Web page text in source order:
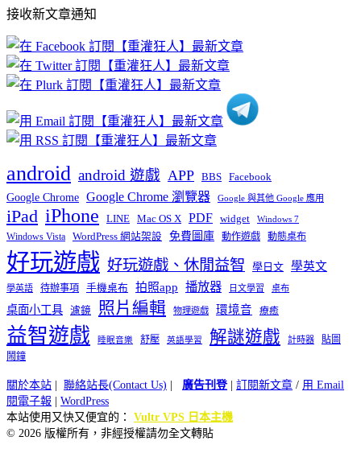
文
章
分
類
接收新文章通知
android android 遊戲 APP BBS Facebook
Google Chrome Google Chrome 瀏覽器 Google 與其他 Google 應用
iPad iPhone LINE Mac OS X PDF widget Windows 7
Windows Vista WordPress 網站架設 免費圖庫 動作遊戲 動態桌布
好玩遊戲 好玩遊戲、休閒益智 學日文 學英文
學英語 待辦事項 手機桌布 拍照app 播放器 日文學習 桌布
桌面小工具 濾鏡 照片編輯 物理遊戲 環境音 療癒
益智遊戲 睡眠音樂 舒壓 英語學習 解謎遊戲 計時器
貼圖
鬧鐘
關於本站 聯絡站長(Contact Us) 廣告刊登| 訂閱新文章 / 用 Email
閱電子報
WordPress
本站使用又快又便宜的： Vultr VPS 日本主機
© 2026 版權所有，非經授權請勿全文轉貼